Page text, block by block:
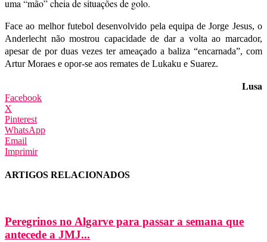
uma “mão” cheia de situações de golo.
Face ao melhor futebol desenvolvido pela equipa de Jorge Jesus, o
Anderlecht não mostrou capacidade de dar a volta ao marcador,
apesar de por duas vezes ter ameaçado a baliza “encarnada”, com
Artur Moraes e opor-se aos remates de Lukaku e Suarez.
Lusa
Facebook
X
Pinterest
WhatsApp
Email
Imprimir
ARTIGOS RELACIONADOS
Peregrinos no Algarve para passar a semana que
antecede a JMJ...